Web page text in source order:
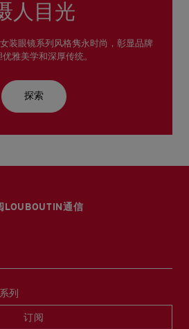
人目光
装眼镜系列风格隽永时尚，彰显品牌
优雅美学和深厚传统。
探索
LOUBOUTIN通信
列
订阅